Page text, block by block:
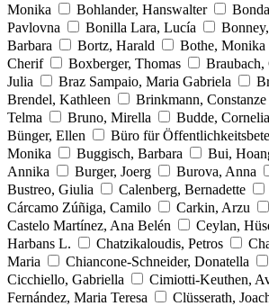
Monika
Bohlander, Hanswalter
Pavlovna
Bonilla Lara, Lucía
Barbara
Bortz, Harald Bothe, Monika
Cherif
Boxberger, Thomas Braubach,
Julia
Braz Sampaio, Maria Gabriela
Brendel, Kathleen
Brinkmann, Constanze
Telma
Bruno, Mirella Budde, Cornelia
Bünger, Ellen
Büro für
Monika
Buggisch, Barbara Bui,
Annika
Burger, Joerg Burova, Anna
Bustreo, Giulia
Calenberg, Bernadette
Cárcamo Zúñiga, Camilo
Carkin, Arzu
Castelo Martínez, Ana Belén
Ceylan,
Harbans L.
Chatzikaloudis, Petros
Maria
Chiancone-Schneider, Donatella
Cicchiello, Gabriella
Cimiotti-Keuthen,
Fernández, Maria Teresa
Clüsserath,